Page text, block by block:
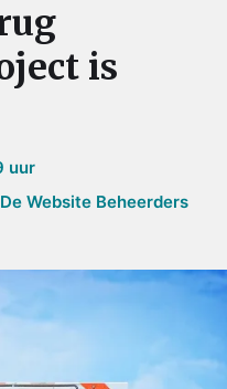
is
uur
De Website Beheerders